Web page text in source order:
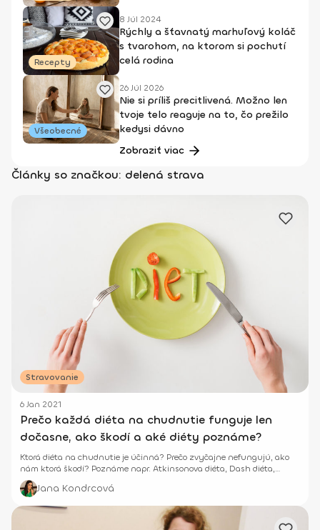
Recepty
8 Júl 2024
Rýchly a šťavnatý marhuľový koláč
s tvarohom, na ktorom si pochutí
celá rodina
Všeobecné
26 Júl 2026
Nie si príliš precitlivená. Možno len
tvoje telo reaguje na to, čo prežilo
kedysi dávno
Zobraziť viac
Články so značkou: delená strava
Stravovanie
6 Jan 2021
Prečo každá diéta na chudnutie funguje len
dočasne, ako škodí a aké diéty poznáme?
Ktorá diéta na chudnutie je účinná? Prečo zvyčajne nefungujú, ako
nám ktorá škodí? Poznáme napr. Atkinsonova diéta, Dash diéta,
delená strava a pod.
Jana Kondrcová